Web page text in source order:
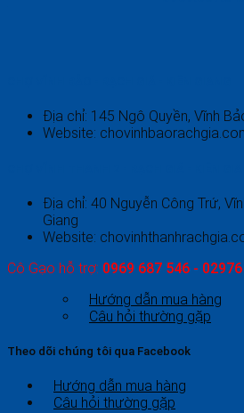
Địa chỉ: 145 Ngô Quyền, Vĩnh
Website:
Địa chỉ: 40 Nguyễn Công Trứ,
Giang
Website:
Cô Gạo hỗ trợ: 0969 687 546 -
Hướng dẫn mua hàng
Câu hỏi thường gặp
Theo dõi chúng tôi qua Facebook
Hướng dẫn mua hàng
Câu hỏi thường gặp